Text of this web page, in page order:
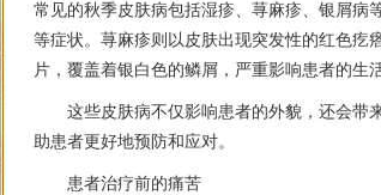
常见的秋季皮肤病包括湿疹、荨麻疹、银屑病
等症状。荨麻疹则以皮肤出现突发性的红色疙
片，覆盖着银白色的鳞屑，严重影响患者的生
这些皮肤病不仅影响患者的外貌，还会带
助患者更好地预防和应对。
患者治疗前的痛苦